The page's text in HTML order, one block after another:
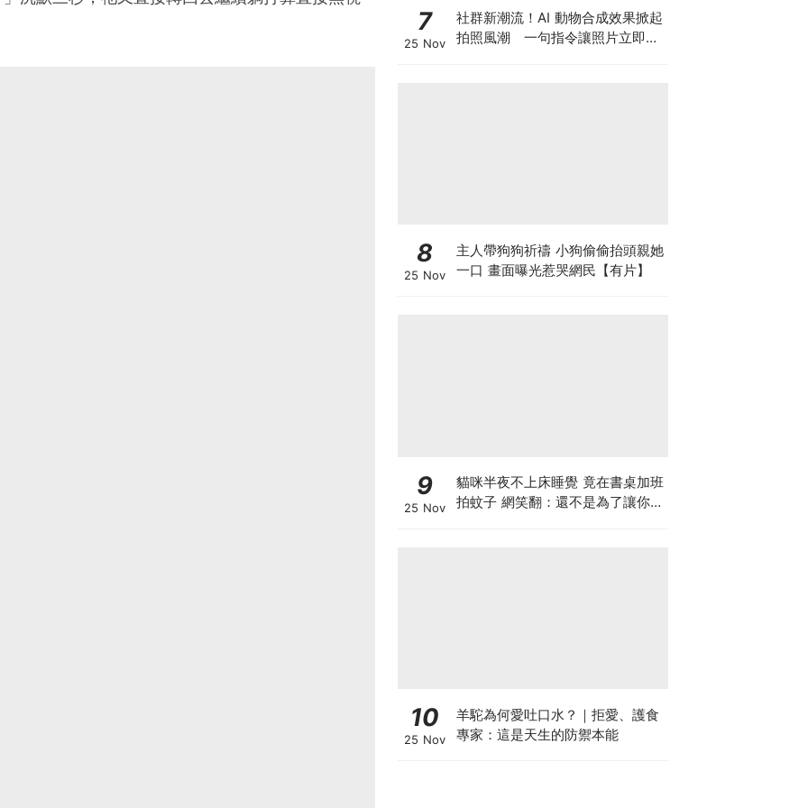
7
25 Nov
社群新潮流！AI 動物合成效果掀起
拍照風潮 一句指令讓照片立即升
8
25 Nov
主人帶狗狗祈禱 小狗偷偷抬頭親她
一口 畫面曝光惹哭網民【有片】
9
25 Nov
貓咪半夜不上床睡覺 竟在書桌加班
拍蚊子 網笑翻：還不是為了讓你睡
10
25 Nov
羊駝為何愛吐口水？｜拒愛、護食
專家：這是天生的防禦本能